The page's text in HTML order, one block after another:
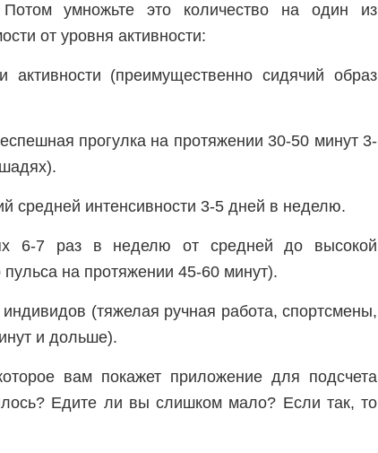
умножьте это количество на один из
от уровня активности:
(преимущественно сидячий образ
прогулка на протяжении 30-50 минут 3-
средней интенсивности 3-5 дней в неделю.
6-7 раз в неделю от средней до высокой
на протяжении 45-60 минут).
(тяжелая ручная работа, спортсмены,
и дольше).
вам покажет приложение для подсчета
Едите ли вы слишком мало? Если так, то